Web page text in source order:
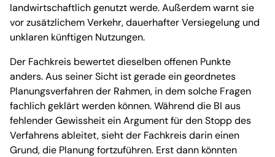
landwirtschaftlich genutzt werde. Außerdem warnt sie
vor zusätzlichem Verkehr, dauerhafter Versiegelung und
unklaren künftigen Nutzungen.
Der Fachkreis bewertet dieselben offenen Punkte
anders. Aus seiner Sicht ist gerade ein geordnetes
Planungsverfahren der Rahmen, in dem solche Fragen
fachlich geklärt werden können. Während die BI aus
fehlender Gewissheit ein Argument für den Stopp des
Verfahrens ableitet, sieht der Fachkreis darin einen
Grund, die Planung fortzuführen. Erst dann könnten